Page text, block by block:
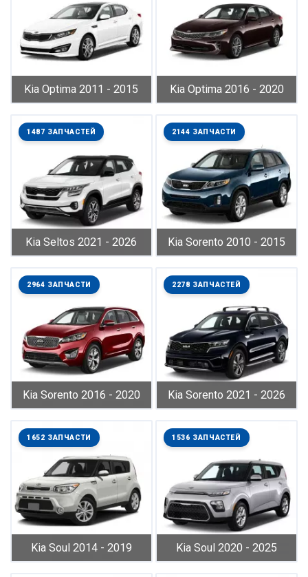
Kia Optima 2011 - 2015 Kia Optima 2016 - 2020
Kia Seltos 2021 - 2026
1487 ЗАПЧАСТЕЙ
Kia Sorento 2010 - 2015
2144 ЗАПЧАСТИ
Kia Sorento 2016 - 2020
2964 ЗАПЧАСТИ
Kia Sorento 2021 - 2026
2278 ЗАПЧАСТЕЙ
Kia Soul 2014 - 2019
1652 ЗАПЧАСТИ
Kia Soul 2020 - 2025
1536 ЗАПЧАСТЕЙ